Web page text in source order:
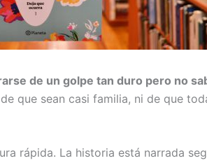
de un golpe tan duro pero no
que sean casi familia, ni de que
rápida. La historia está narrada